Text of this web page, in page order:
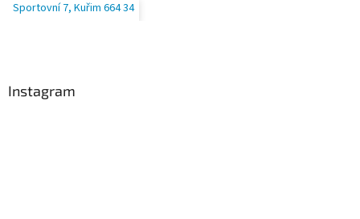
Sportovní 7, Kuřim 664 34
Instagram